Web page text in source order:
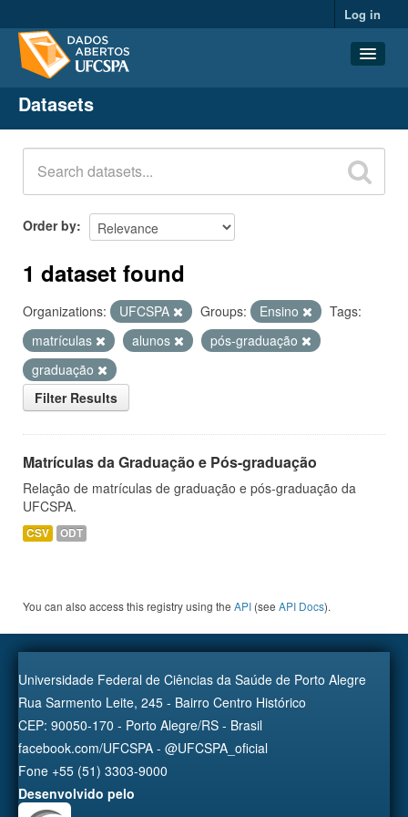
Log in
Datasets
Organizations
Groups
About
Datasets
Order by
1 dataset found
Organizations: UFCSPA Groups: Ensino
Tags:
matrículas
alunos
pós-graduação
graduação
Filter Results
Matrículas da Graduação e Pós-graduação
Relação de matrículas de graduação e pós-graduação da
UFCSPA.
CSV ODT
You can also access this registry using the API (see API Docs).
Universidade Federal de Ciências da Saúde de Porto Alegre
Rua Sarmento Leite, 245 - Bairro Centro Histórico
CEP: 90050-170 - Porto Alegre/RS - Brasil
facebook.com/UFCSPA - @UFCSPA_oficial
Fone +55 (51) 3303-9000
Desenvolvido pelo